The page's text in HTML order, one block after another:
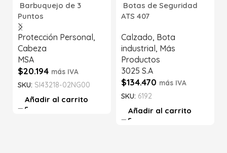
Barbuquejo de 3
Puntos
Protección Personal,
Cabeza
MSA
$20.194 más IVA
SKU: SI43218-02NG00
Añadir al carrito
Botas de Seguridad
ATS 407
Calzado, Bota
industrial, Más
Productos
3025 S.A
$134.470 más IVA
SKU: 6192
Añadir al carrito